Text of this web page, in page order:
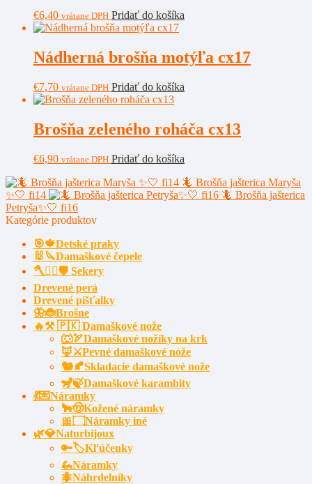
€6,40 vrátane DPH Pridať do košíka
Nádherná brošňa motýľa cx17
€7,70 vrátane DPH Pridať do košíka
Brošňa zeleného roháča cx13
€6,90 vrátane DPH Pridať do košíka
🦎 Brošňa jašterica Maryša
✨🤍 fi14
🦎 Brošňa jašterica
Petryša✨🤍 fi16
Kategórie produktov
🎯🍁Detské praky
🐰🔪Damaškové čepele
🪓🧔‍♂️🛡️ Sekery
Drevené perá
Drevené píšťalky
🦋🐞Brošne
🔥⚒️ 🇵🇰 Damaškové nože
🐺🏹Damaškové nožíky na krk
🦊⚔️Pevné damaškové nože
🐿️🍂Skladacie damaškové nože
🦨🍃Damaškové karambity
💃💌Náramky
🐂🤠Kožené náramky
🎀۝Náramky iné
🌿💎Naturbijoux
🔑🏷️Kľúčenky
🦗Náramky
🐜Náhrdelníky